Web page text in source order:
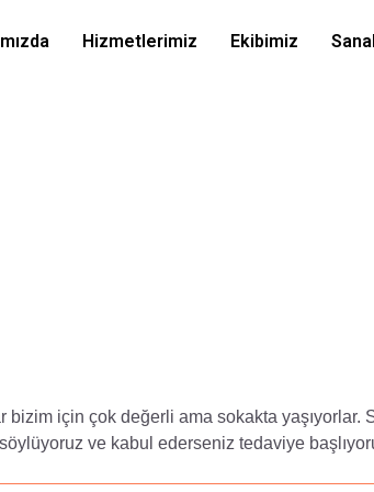
Hizmetlerimiz Ekibimiz
için çok değerli ama sokakta yaşıyorlar.
ve kabul ederseniz tedaviye